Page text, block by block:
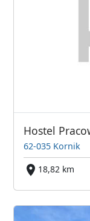
Hostel
62-035 Kornik
18,82 km